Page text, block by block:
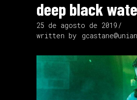
deep black
25 de agosto de 2019
written by